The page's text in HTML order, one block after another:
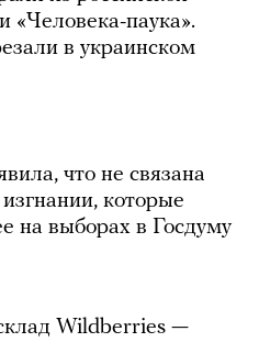
«Человека-паука».
в украинском
что не связана
которые
на выборах в Госдуму
Wildberries —